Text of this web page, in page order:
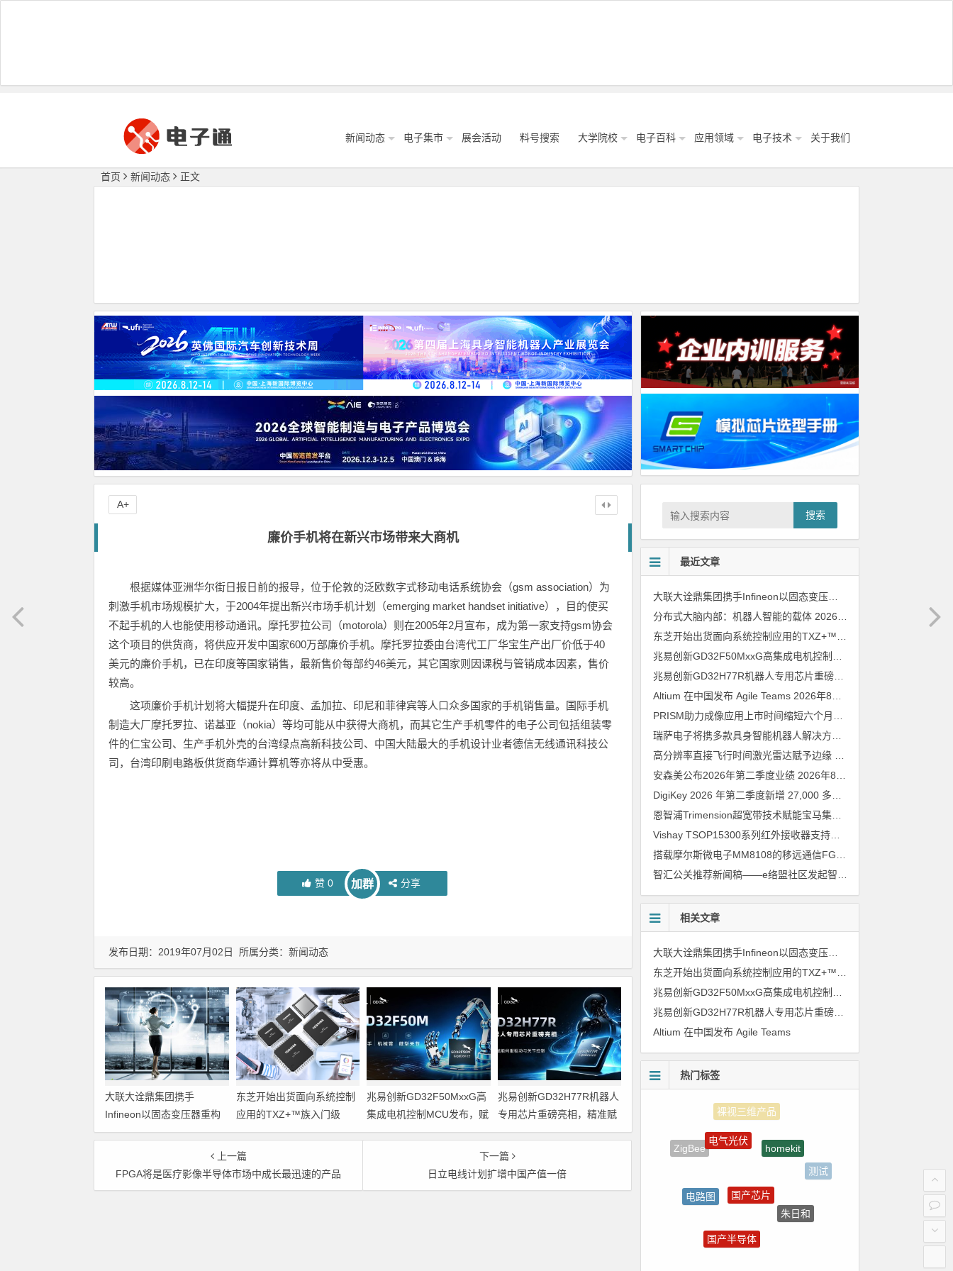
新闻动态 电子集市 展会活动 料号搜索 大学院校 电子百科 应用领域 电子技术 关于我们
首页 新闻动态 正文
廉价手机将在新兴市场带来大商机
根据媒体亚洲华尔街日报日前的报导，位于伦敦的泛欧数字式移动电话系统协会（gsm association）为
刺激手机市场规模扩大，于2004年提出新兴市场手机计划（emerging market handset initiative），目的使买
不起手机的人也能使用移动通讯。摩托罗拉公司（motorola）则在2005年2月宣布，成为第一家支持gsm协会
这个项目的供货商，将供应开发中国家600万部廉价手机。摩托罗拉委由台湾代工厂华宝生产出厂价低于40
美元的廉价手机，已在印度等国家销售，最新售价每部约46美元，其它国家则因课税与管销成本因素，售价
较高。
这项廉价手机计划将大幅提升在印度、孟加拉、印尼和菲律宾等人口众多国家的手机销售量。国际手机
制造大厂摩托罗拉、诺基亚（nokia）等均可能从中获得大商机，而其它生产手机零件的电子公司包括组装零
件的仁宝公司、生产手机外壳的台湾绿点高新科技公司、中国大陆最大的手机设计业者德信无线通讯科技公
司，台湾印刷电路板供货商华通计算机等亦将从中受惠。
赞0 加群 分享
A+
发布日期：2019年07月02日 所属分类： 新闻动态
大联大诠鼎集团携手
Infineon以固态变压器重构
配电效率新标杆
东芝开始出货面向系统控制
应用的TXZ+™族入门级
M4V组（搭载Arm
Cortex‑M4内核的标准微控
制器）工程样品
兆易创新GD32F50MxxG高
集成电机控制MCU发布，赋
能人形机器人关节驱动革新
兆易创新GD32H77R机器人
专用芯片重磅亮相，精准赋
能伺服驱动与关节控制
上一篇
FPGA将是医疗影像半导体市场中成长最迅速的产品
下一篇
日立电线计划扩增中国产值一倍
搜索
最近文章
大联大诠鼎集团携手Infineon以固态变压器重构配电效率新标杆
分布式大脑内部：机器人智能的载体 2026年8月6日
兆易创新GD32H77R机器人专用芯片重磅亮相，精准赋能伺服驱动与关节控制
Altium 在中国发布 Agile Teams 2026年8月6日
安森美公布2026年第二季度业绩 2026年8月6日
恩智浦Trimension超宽带技术赋能宝马集团Digital Key Plus及生命体存在检测功能
Vishay TSOP15300系列红外接收器支持所有主流遥控代码
相关文章
大联大诠鼎集团携手Infineon以固态变压器重构配电效率新标杆
兆易创新GD32H77R机器人专用芯片重磅亮相，精准赋能伺服驱动与关节控制
Altium 在中国发布 Agile Teams
热门标签
ZigBee
测试
电源管理
国产半导体